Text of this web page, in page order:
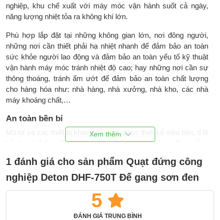
nghiệp, khu chế xuất với máy móc vận hành suốt cả ngày,
năng lượng nhiệt tỏa ra không khí lớn.
Phù hợp lắp đặt tại những không gian lớn, nơi đông người,
những nơi cần thiết phải hạ nhiệt nhanh để đảm bảo an toàn
sức khỏe người lao động và đảm bảo an toàn yếu tố kỹ thuật
vận hành máy móc tránh nhiệt độ cao; hay những nơi cần sự
thông thoáng, tránh ẩm ướt để đảm bảo an toàn chất lượng
cho hàng hóa như: nhà hàng, nhà xưởng, nhà kho, các nhà
máy khoáng chất,…
An toàn bền bỉ
Mô tơ và các thiết bị khác của quạt được thiết kế siêu bền, tỉ lệ
bảo hành thấp, rất phù hợp đối với môi trường hoạt động công
Quạt công nghiệp Detoncòn được trang bị rơ le nhiệt sẽ tự
ngắt khi quạt có sự cố, đảm bảo độ bền cho động cơ. Quạt có
cấu tạo chắc chắn, chạy êm, độ ồn thấp, có thể đảo hướng gió
giúp làm mát hiệu quả ở không gian rộng hơn. Lồng quạt dễ
dàng tháo ra để vệ sinh khi bị bám bẩn.
1 đánh giá cho sản phẩm Quạt đứng công
nghiệp Deton DHF-750T Đế gang sơn đen
5
ĐÁNH GIÁ TRUNG BÌNH